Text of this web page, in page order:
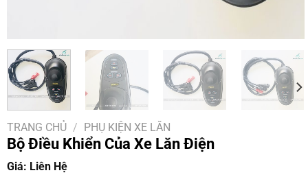
TRANG CHỦ / PHỤ KIỆN XE LĂN
Bộ Điều Khiển Của Xe Lăn Điện
Giá: Liên Hệ